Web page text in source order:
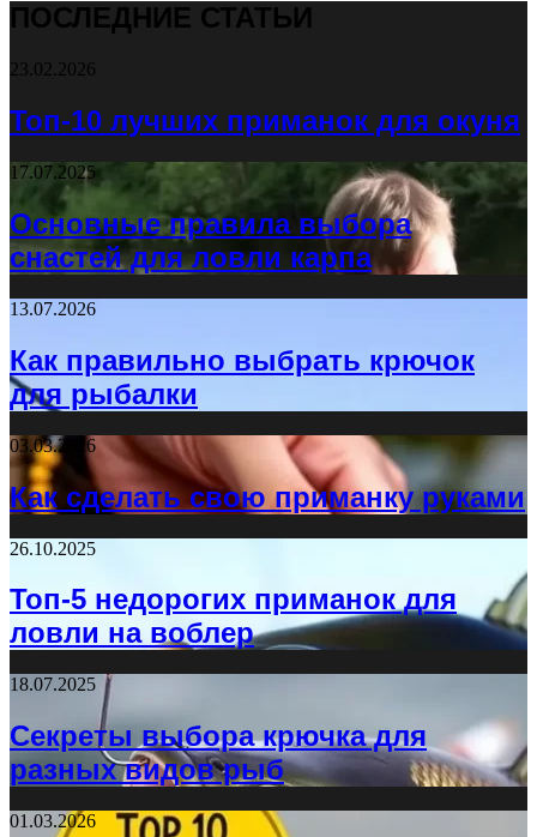
ПОСЛЕДНИЕ СТАТЬИ
23.02.2026
Топ-10 лучших приманок для окуня
17.07.2025
Основные правила выбора
снастей для ловли карпа
13.07.2026
Как правильно выбрать крючок
для рыбалки
03.03.2026
Как сделать свою приманку руками
26.10.2025
Топ-5 недорогих приманок для
ловли на воблер
18.07.2025
Секреты выбора крючка для
разных видов рыб
01.03.2026